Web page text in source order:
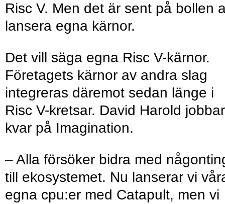
Risc V. Men det är sent på bollen
lansera egna kärnor.
Det vill säga egna Risc V-kärnor.
Företagets kärnor av andra slag
integreras däremot sedan länge i
Risc V-kretsar. David Harold jobbar
kvar på Imagination.
– Alla försöker bidra med
till ekosystemet. Nu lanserar vi
egna cpu:er med Catapult, men vi